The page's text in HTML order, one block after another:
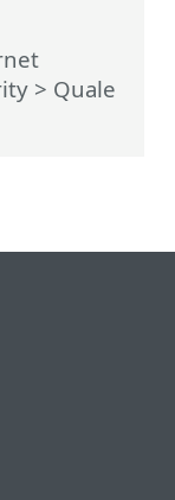
> Quale